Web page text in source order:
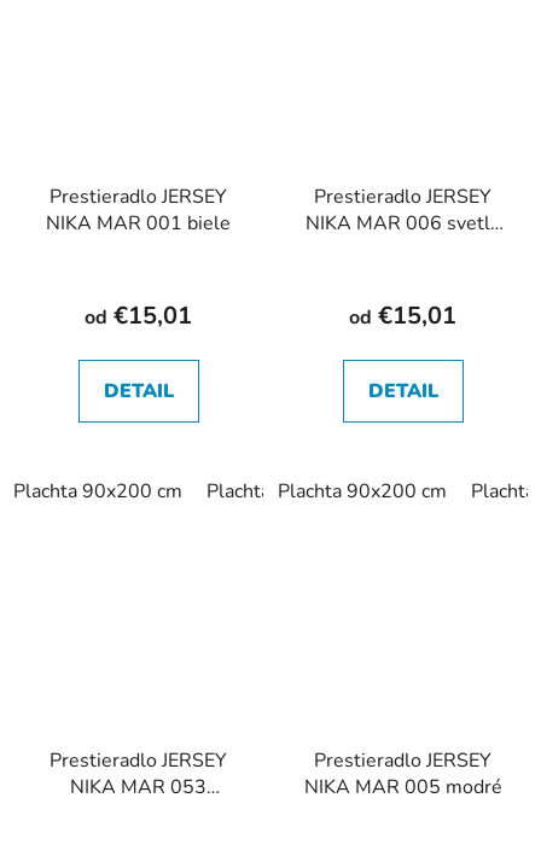
Prestieradlo JERSEY
NIKA MAR 001 biele
od €15,01
DETAIL
Plachta 90x200 cm Plachta 120x200 cm Plachta
Prestieradlo JERSEY
NIKA MAR 006 svetlo
od €15,01
DETAIL
Plachta 90x200 cm
Prestieradlo JERSEY
NIKA MAR 053
Prestieradlo JERSEY
NIKA MAR 005 modré